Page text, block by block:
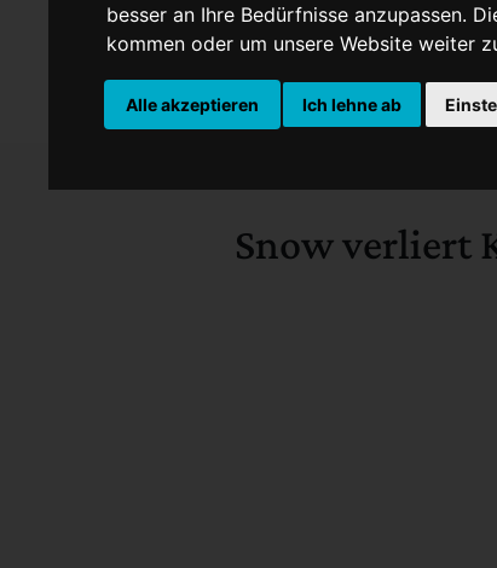
besser an Ihre Bedürfnisse anzupassen.
kommen oder um unsere Website weiter
Alle akzeptieren Ich lehne ab
TopNews Politik Sport Wirtschaft
Snow verliert